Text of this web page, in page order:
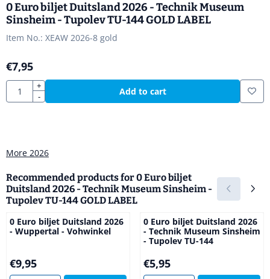
0 Euro biljet Duitsland 2026 - Technik Museum
Sinsheim - Tupolev TU-144 GOLD LABEL
Item No.: XEAW 2026-8 gold
€7,95
Quantity
+
-
Add to cart
More 2026
Recommended products for0 Euro biljet
Duitsland 2026 - Technik Museum Sinsheim -
Tupolev TU-144 GOLD LABEL
0 Euro biljet Duitsland 2026
- Wuppertal - Vohwinkel
Price: 9,95
€9,95
0 Euro biljet Duitsland 2026
- Technik Museum Sinsheim
- Tupolev TU-144
Price: 5,95
€5,95